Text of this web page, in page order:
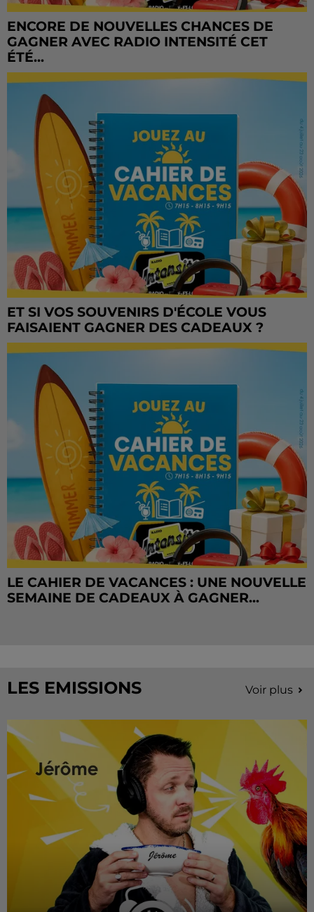
ENCORE DE NOUVELLES CHANCES DE
GAGNER AVEC RADIO INTENSITÉ CET
ÉTÉ...
ET SI VOS SOUVENIRS D'ÉCOLE VOUS
FAISAIENT GAGNER DES CADEAUX ?
LE CAHIER DE VACANCES : UNE NOUVELLE
SEMAINE DE CADEAUX À GAGNER...
LES EMISSIONS Voir plus